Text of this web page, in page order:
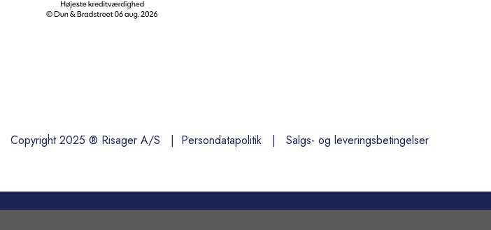
Copyright 2025 ® Risager A/S | Persondatapolitik | Salgs- og leveringsbetingelser